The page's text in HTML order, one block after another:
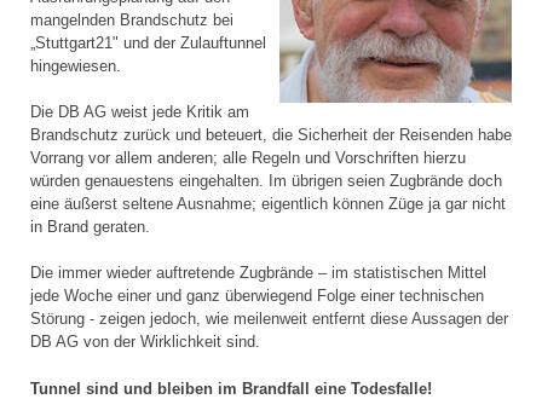
mangelnden Brandschutz bei
„Stuttgart21" und der Zulauftunnel
hingewiesen.
Die DB AG weist jede Kritik am
Brandschutz zurück und beteuert, die Sicherheit der Reisenden habe
Vorrang vor allem anderen; alle Regeln und Vorschriften hierzu
würden genauestens eingehalten. Im übrigen seien Zugbrände doch
eine äußerst seltene Ausnahme; eigentlich können Züge ja gar nicht
in Brand geraten.
Die immer wieder auftretende Zugbrände – im statistischen Mittel
jede Woche einer und ganz überwiegend Folge einer technischen
Störung - zeigen jedoch, wie meilenweit entfernt diese Aussagen der
DB AG von der Wirklichkeit sind.
Tunnel sind und bleiben im Brandfall eine Todesfalle!